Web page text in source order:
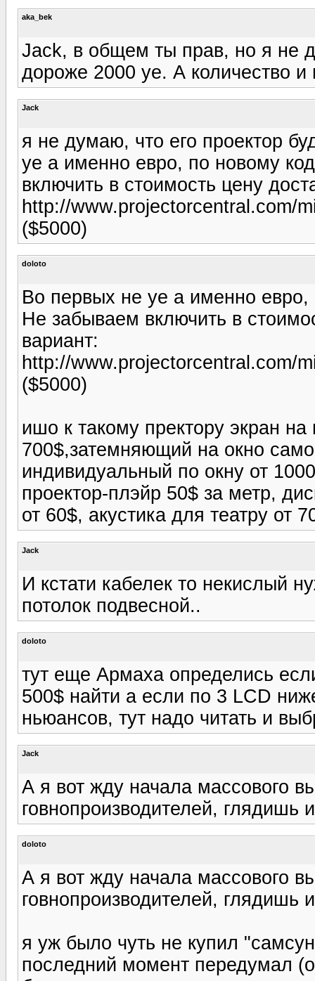
aka_bek
Jack, в общем ты прав, но я не
дороже 2000 уе. А количество
Jack
я не думаю, что его проектор
уе а именно евро, по новому
включить в стоимость цену
http://www.projectorcentral.com/
($5000)
doloto
Во первых не уе а именно евро,
Не забываем включить в
вариант:
http://www.projectorcentral.com/
($5000)
ишо к такому пректору экран на
700$,затемняющий на окно
индивидуальный по окну от
проектор-плэйр 50$ за метр,
от 60$, акустика для театру от
Jack
И кстати кабелек то некислый
потолок подвесной..
doloto
тут еще Армаха определись
500$ найти а если по 3 LCD
ньюансов, тут надо читать и
Jack
А я вот жду начала массового
говнопроизводителей,
doloto
А я вот жду начала массового
говнопроизводителей,
я уж было чуть не купил
последний момент передумал